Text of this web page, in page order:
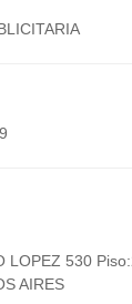
LOPEZ 530
AIRES